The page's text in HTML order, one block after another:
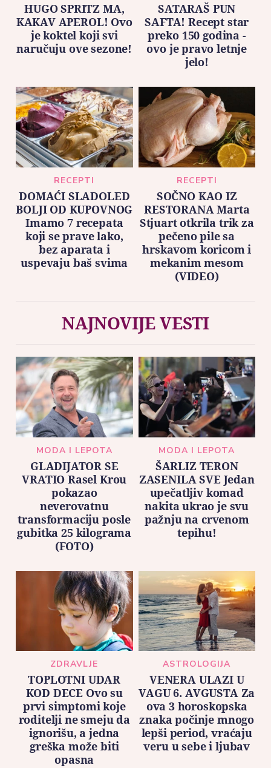
HUGO SPRITZ MA,
KAKAV APEROL! Ovo
je koktel koji svi
naručuju ove sezone!
SATARAŠ PUN
SAFTA! Recept star
preko 150 godina -
ovo je pravo letnje
jelo!
RECEPTI
DOMAĆI SLADOLED
BOLJI OD KUPOVNOG
Imamo 7 recepata
koji se prave lako,
bez aparata i
uspevaju baš svima
RECEPTI
SOČNO KAO IZ
RESTORANA Marta
Stjuart otkrila trik za
pečeno pile sa
hrskavom koricom i
mekanim mesom
(VIDEO)
NAJNOVIJE VESTI
MODA I LEPOTA
GLADIJATOR SE
VRATIO Rasel Krou
pokazao
neverovatnu
transformaciju posle
gubitka 25 kilograma
(FOTO)
MODA I LEPOTA
ŠARLIZ TERON
ZASENILA SVE Jedan
upečatljiv komad
nakita ukrao je svu
pažnju na crvenom
tepihu!
ZDRAVLJE
TOPLOTNI UDAR
KOD DECE Ovo su
prvi simptomi koje
roditelji ne smeju da
ignorišu, a jedna
greška može biti
opasna
ASTROLOGIJA
VENERA ULAZI U
VAGU 6. AVGUSTA Za
ova 3 horoskopska
znaka počinje mnogo
lepši period, vraćaju
veru u sebe i ljubav